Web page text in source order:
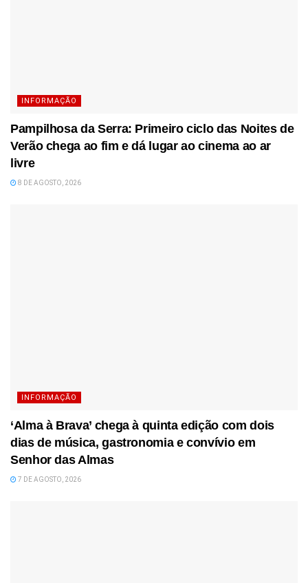
INFORMAÇÃO
Pampilhosa da Serra: Primeiro ciclo das Noites de
Verão chega ao fim e dá lugar ao cinema ao ar
livre
8 DE AGOSTO, 2026
INFORMAÇÃO
‘Alma à Brava’ chega à quinta edição com dois
dias de música, gastronomia e convívio em
Senhor das Almas
7 DE AGOSTO, 2026